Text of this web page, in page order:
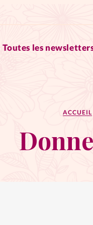
Toutes les
Astuces
ACCUEIL